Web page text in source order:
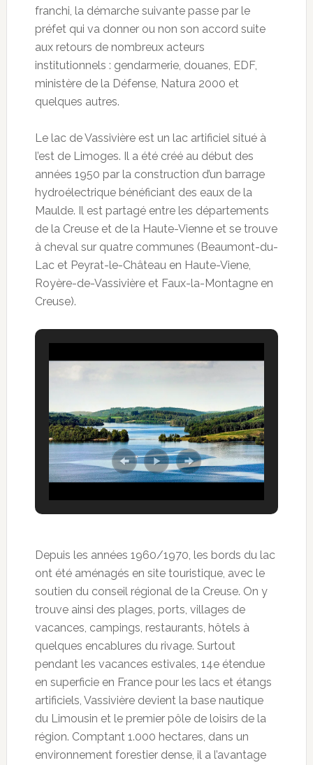
franchi, la démarche suivante passe par le
préfet qui va donner ou non son accord suite
aux retours de nombreux acteurs
institutionnels : gendarmerie, douanes, EDF,
ministère de la Défense, Natura 2000 et
quelques autres.
Le lac de Vassivière est un lac artificiel situé à
l’est de Limoges. Il a été créé au début des
années 1950 par la construction d’un barrage
hydroélectrique bénéficiant des eaux de la
Maulde. Il est partagé entre les départements
de la Creuse et de la Haute-Vienne et se trouve
à cheval sur quatre communes (Beaumont-du-
Lac et Peyrat-le-Château en Haute-Viene,
Royère-de-Vassivière et Faux-la-Montagne en
Creuse).
Depuis les années 1960/1970, les bords du lac
ont été aménagés en site touristique, avec le
soutien du conseil régional de la Creuse. On y
trouve ainsi des plages, ports, villages de
vacances, campings, restaurants, hôtels à
quelques encablures du rivage. Surtout
pendant les vacances estivales, 14e étendue
en superficie en France pour les lacs et étangs
artificiels, Vassivière devient la base nautique
du Limousin et le premier pôle de loisirs de la
région. Comptant 1.000 hectares, dans un
environnement forestier dense, il a l’avantage